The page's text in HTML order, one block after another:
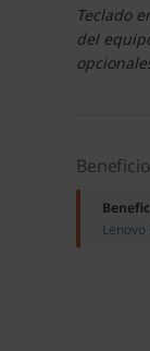
Teclado
del